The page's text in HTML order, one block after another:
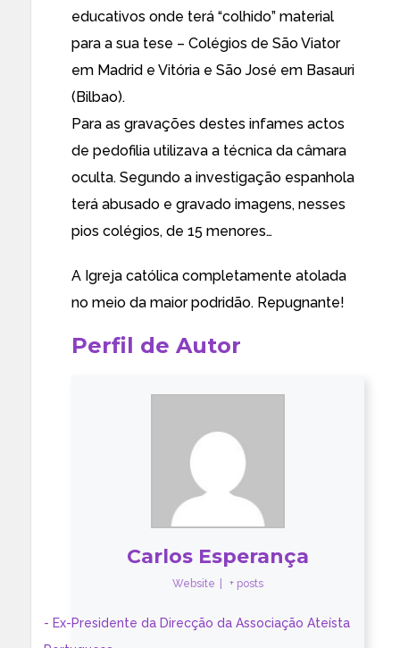
educativos onde terá “colhido” material
para a sua tese – Colégios de São Viator
em Madrid e Vitória e São José em Basauri
(Bilbao).
Para as gravações destes infames actos
de pedofilia utilizava a técnica da câmara
oculta. Segundo a investigação espanhola
terá abusado e gravado imagens, nesses
pios colégios, de 15 menores…
A Igreja católica completamente atolada
no meio da maior podridão. Repugnante!
Perfil de Autor
Carlos Esperança
Website + posts
- Ex-Presidente da Direcção da Associação Ateísta